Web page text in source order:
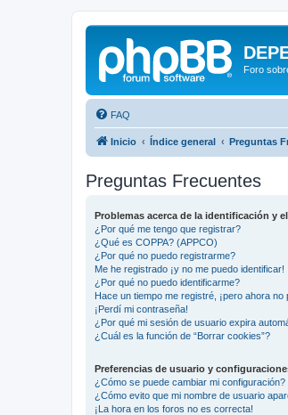
Foro
FAQ
Inicio Índice general Preguntas
Preguntas Frecuentes
Problemas acerca de la identificación y
¿Por qué me tengo que registrar?
¿Qué es COPPA? (APPCO)
¿Por qué no puedo registrarme?
Me he registrado ¡y no me puedo identificar!
¿Por qué no puedo identificarme?
Hace un tiempo me registré, ¡pero ahora no
¡Perdí mi contraseña!
¿Por qué mi sesión de usuario expira
¿Cuál es la función de “Borrar cookies”?
Preferencias de usuario y
¿Cómo se puede cambiar mi configuración?
¿Cómo evito que mi nombre de usuario
¡La hora en los foros no es correcta!